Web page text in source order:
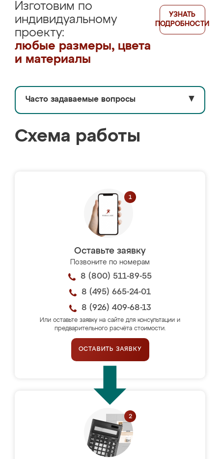
Изготовим по
индивидуальному
проекту:
любые размеры, цвета
и материалы
УЗНАТЬ
ПОДРОБНОСТИ
Часто задаваемые вопросы ▼
Схема работы
Оставьте заявку
Позвоните по номерам
8 (800) 511-89-55
8 (495) 665-24-01
8 (926) 409-68-13
Или оставьте заявку на сайте для консультации и
предварительного расчёта стоимости.
ОСТАВИТЬ ЗАЯВКУ